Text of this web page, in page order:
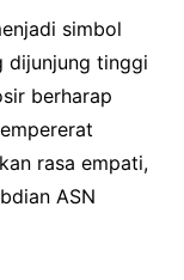
simbol
dijunjung tinggi
berharap
rasa empati,
ASN